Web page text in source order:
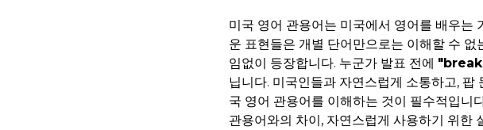
미국 영어 관용어는 미국에서 영어를 배우는
운 표현들은 개별 단어만으로는 이해할 수
임없이 등장합니다. 누군가 발표 전에
닙니다. 미국인들과 자연스럽게 소통하고,
국 영어 관용어를 이해하는 것이 필수적입니
관용어와의 차이, 자연스럽게 사용하기 위한